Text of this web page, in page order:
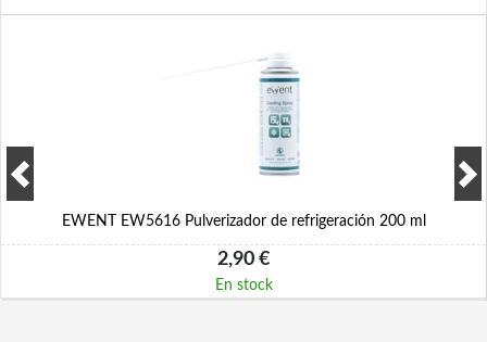
EWENT EW5616 Pulverizador de refrigeración 200 ml
2,90 €
En stock